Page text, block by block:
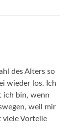
des Alters so
wieder los. Ich
ich bin, wenn
weil mir
viele Vorteile